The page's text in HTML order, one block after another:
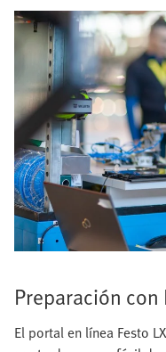
Preparación con
El portal en línea Festo